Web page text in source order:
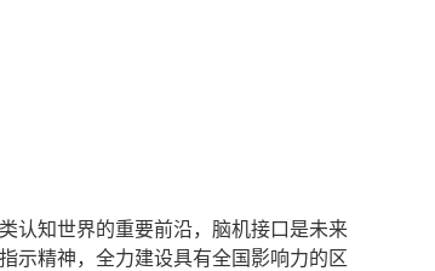
认知世界的重要前沿，脑机接口是未来
示精神，全力建设具有全国影响力的区